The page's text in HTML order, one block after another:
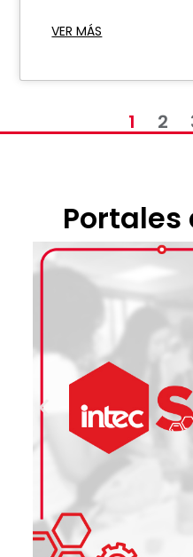
VER MÁS
1 2
Portales